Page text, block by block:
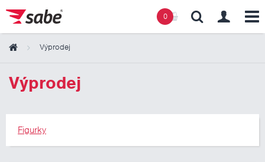
0
Výprodej
Výprodej
Figurky
Obsah košíku